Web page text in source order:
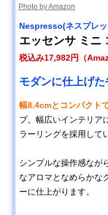
Photo by Amazon
Nespresso(ネスプレ
エッセンサ ミニ
税込み17,982円（
モダンに仕上げ
幅8.4cmとコンパクト
プ。幅広いインテリア
ラーリングを採用して
シンプルな操作感なが
なアロマとなめらかな
ーに仕上がります。